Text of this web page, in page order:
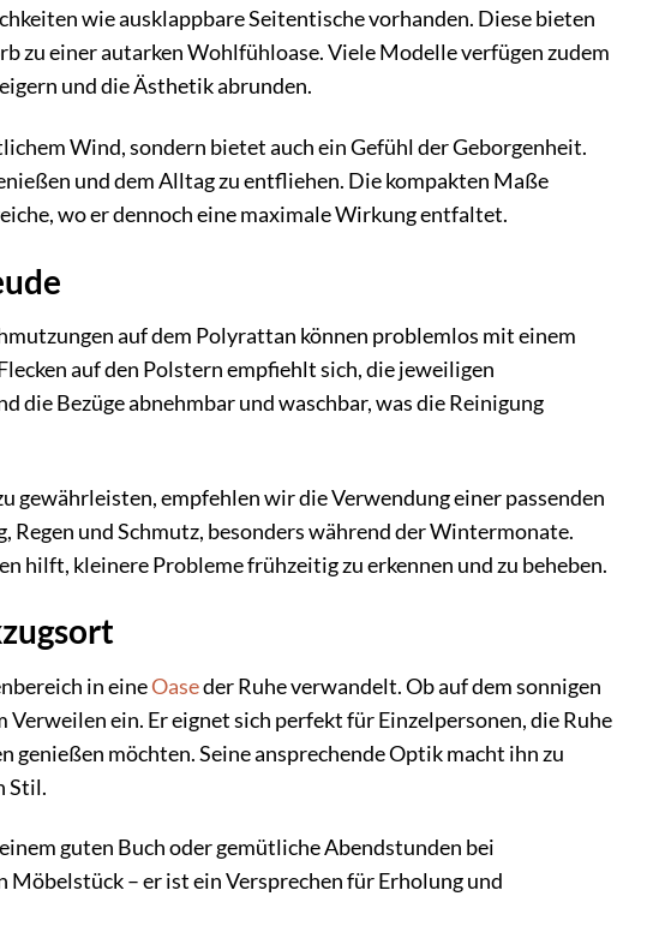
wie ausklappbare Seitentische vorhanden. Diese bieten
zu einer autarken Wohlfühloase. Viele Modelle verfügen zudem
und die Ästhetik abrunden.
Wind, sondern bietet auch ein Gefühl der Geborgenheit.
und dem Alltag zu entfliehen. Die kompakten Maße
wo er dennoch eine maximale Wirkung entfaltet.
auf dem Polyrattan können problemlos mit einem
auf den Polstern empfiehlt sich, die jeweiligen
die Bezüge abnehmbar und waschbar, was die Reinigung
gewährleisten, empfehlen wir die Verwendung einer passenden
und Schmutz, besonders während der Wintermonate.
hilft, kleinere Probleme frühzeitig zu erkennen und zu beheben.
in eineOaseder Ruhe verwandelt. Ob auf dem sonnigen
ein. Er eignet sich perfekt für Einzelpersonen, die Ruhe
genießen möchten. Seine ansprechende Optik macht ihn zu
Stil.
guten Buch oder gemütliche Abendstunden bei
Möbelstück – er ist ein Versprechen für Erholung und